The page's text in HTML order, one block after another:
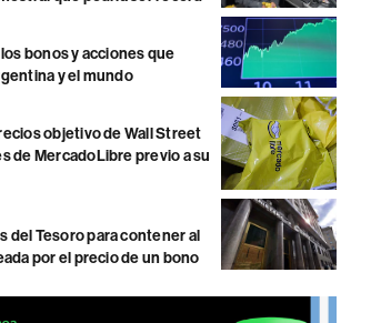
bonos y acciones que
y el mundo
objetivo de Wall Street
de MercadoLibre previo a su
del Tesoro para contener al
por el precio de un bono